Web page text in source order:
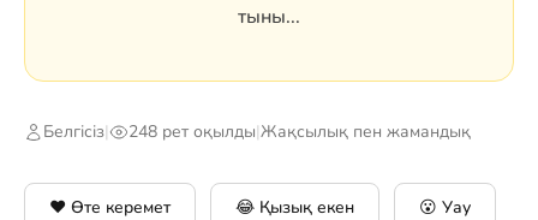
тыны...
Белгісіз| 248 рет оқылды|Жақсылық пен жамандық
❤️ Өте керемет 😂 Қызық екен 😮 Уау